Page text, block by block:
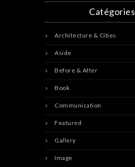
Catégories
Architecture & Cities
Aside
Before & After
Book
Communication
Featured
Gallery
Image